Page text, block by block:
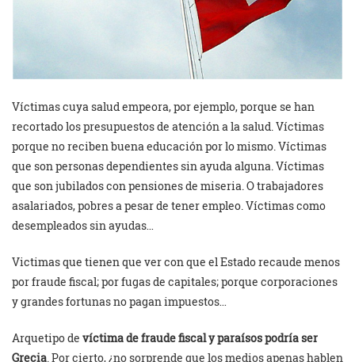
Víctimas cuya salud empeora, por ejemplo, porque se han
recortado los presupuestos de atención a la salud. Víctimas
porque no reciben buena educación por lo mismo. Víctimas
que son personas dependientes sin ayuda alguna. Víctimas
que son jubilados con pensiones de miseria. O trabajadores
asalariados, pobres a pesar de tener empleo. Víctimas como
desempleados sin ayudas…
Victimas que tienen que ver con que el Estado recaude menos
por fraude fiscal; por fugas de capitales; porque corporaciones
y grandes fortunas no pagan impuestos…
Arquetipo de víctima de fraude fiscal y paraísos podría ser
Grecia. Por cierto, ¿no sorprende que los medios apenas hablen